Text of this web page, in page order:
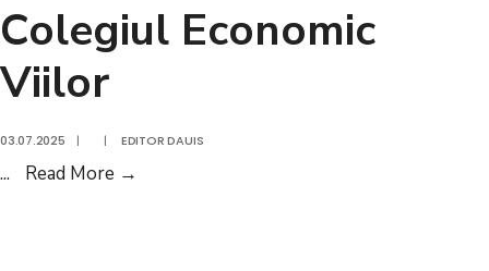
Colegiul Economic
Viilor
03.07.2025 | | EDITOR DAUIS
... Read More →